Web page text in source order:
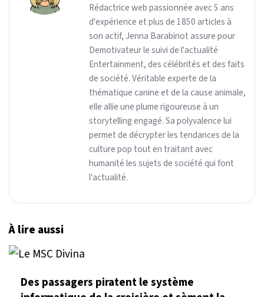
Rédactrice web passionnée avec 5 ans
d'expérience et plus de 1850 articles à
son actif, Jenna Barabinot assure pour
Demotivateur le suivi de l'actualité
Entertainment, des célébrités et des faits
de société. Véritable experte de la
thématique canine et de la cause animale,
elle allie une plume rigoureuse à un
storytelling engagé. Sa polyvalence lui
permet de décrypter les tendances de la
culture pop tout en traitant avec
humanité les sujets de société qui font
l'actualité.
À lire aussi
Des passagers piratent le système